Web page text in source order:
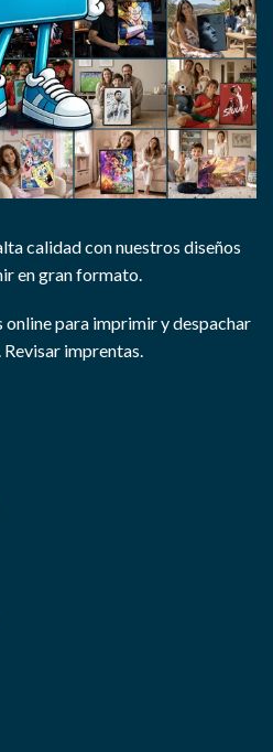
calidad con nuestros diseños
en gran formato.
para imprimir y despachar
Revisar imprentas.